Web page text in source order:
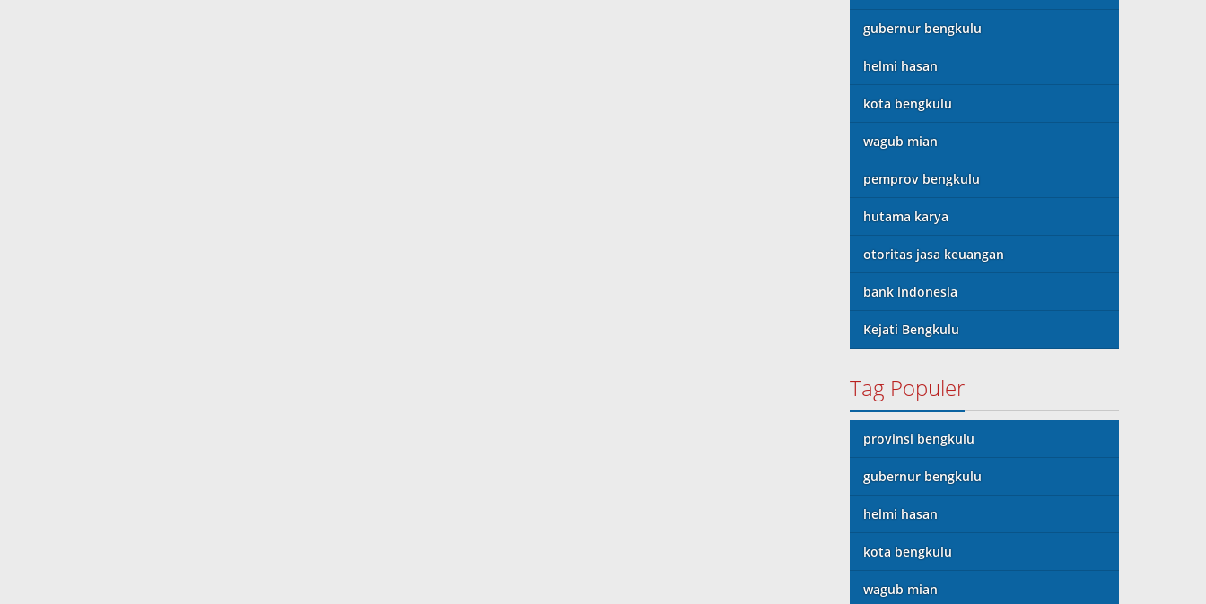
gubernur bengkulu
helmi hasan
kota bengkulu
wagub mian
pemprov bengkulu
hutama karya
otoritas jasa keuangan
bank indonesia
Kejati Bengkulu
Tag Populer
provinsi bengkulu
gubernur bengkulu
helmi hasan
kota bengkulu
wagub mian